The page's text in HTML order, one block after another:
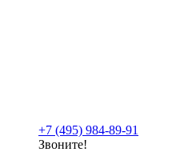
+7 (495) 984-89-91
Звоните!